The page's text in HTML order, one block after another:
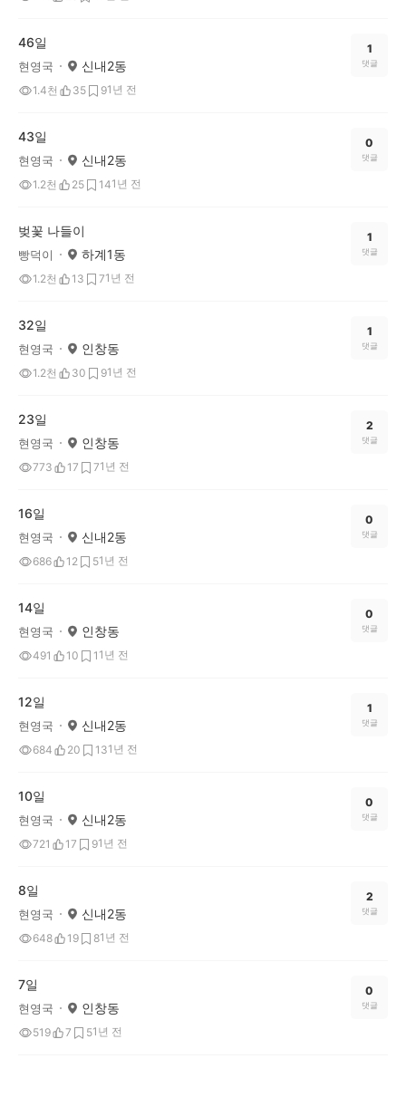
46일
현영국 신내2동
1.4천 35 91년 전
1
댓글
43일
현영국 신내2동
1.2천 25 141년 전
0
댓글
벚꽃 나들이
빵덕이 하계1동
1.2천 13 71년 전
1
댓글
32일
현영국 인창동
1.2천 30 91년 전
1
댓글
23일
현영국 인창동
773 17 71년 전
2
댓글
16일
현영국 신내2동
686 12 51년 전
0
댓글
14일
현영국 인창동
491 10 1 1년 전
0
댓글
12일
현영국 신내2동
684 20 131년 전
1
댓글
10일
현영국 신내2동
721 17 91년 전
0
댓글
8일
현영국 신내2동
648 19 81년 전
2
댓글
7일
현영국 인창동
519 7 51년 전
0
댓글